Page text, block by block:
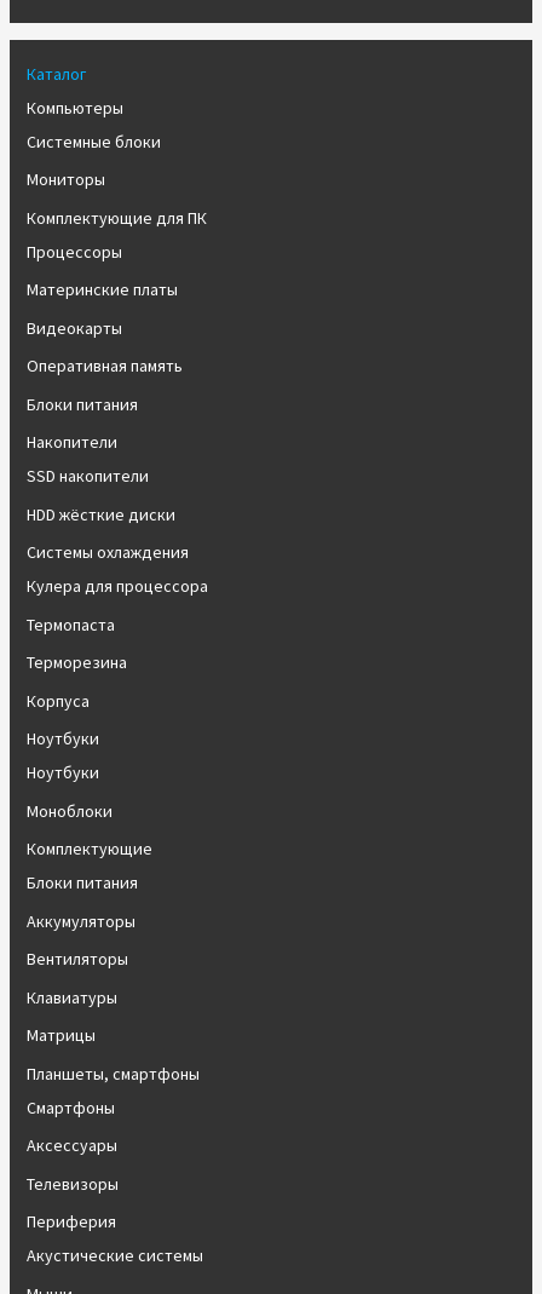
Каталог
Компьютеры
Системные блоки
Мониторы
Комплектующие для ПК
Процессоры
Материнские платы
Видеокарты
Оперативная память
Блоки питания
Накопители
SSD накопители
HDD жёсткие диски
Системы охлаждения
Кулера для процессора
Термопаста
Терморезина
Корпуса
Ноутбуки
Ноутбуки
Моноблоки
Комплектующие
Блоки питания
Аккумуляторы
Вентиляторы
Клавиатуры
Матрицы
Планшеты, смартфоны
Смартфоны
Аксессуары
Телевизоры
Периферия
Акустические системы